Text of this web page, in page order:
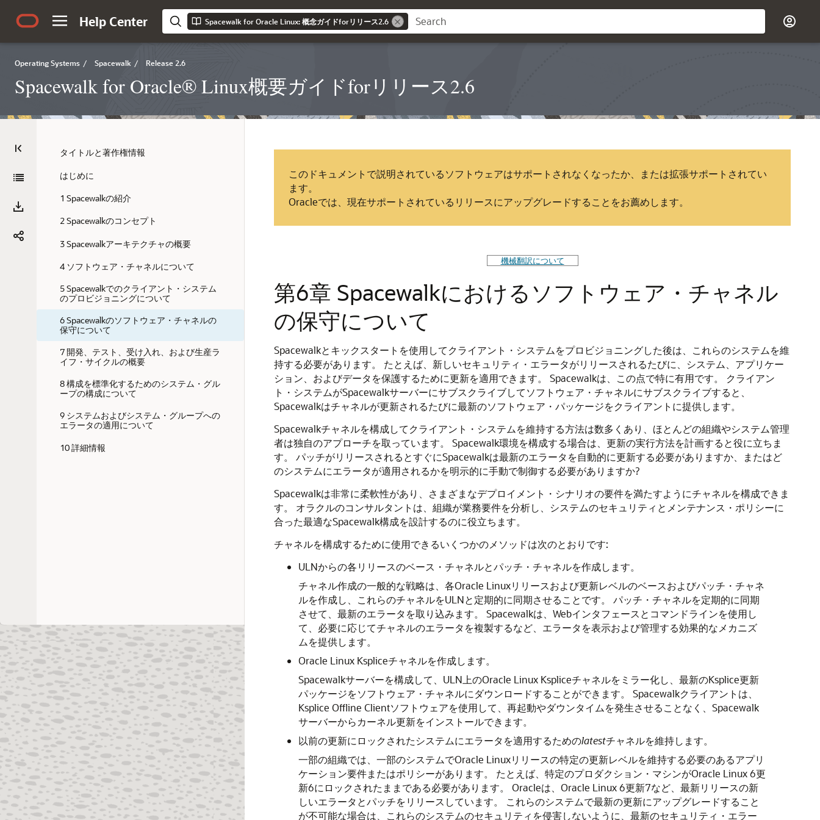
Help Center Spacewalk for Oracle Linux: 概念ガイドforリリース2.6
Operating Systems / Spacewalk / Release 2.6
Spacewalk for Oracle® Linux概要ガイドforリリース2.6
タイトルと著作権情報
はじめに
1 Spacewalkの紹介
2 Spacewalkのコンセプト
3 Spacewalkアーキテクチャの概要
4 ソフトウェア・チャネルについて
5 Spacewalkでのクライアント・システム
のプロビジョニングについて
6 Spacewalkのソフトウェア・チャネルの
保守について
7 開発、テスト、受け入れ、および生産ラ
イフ・サイクルの概要
8 構成を標準化するためのシステム・グル
ープの構成について
9 システムおよびシステム・グループへの
エラータの適用について
10 詳細情報
このドキュメントで説明されているソフトウェアはサポートされなくなったか、または拡張サポートされてい
ます。
Oracleでは、現在サポートされているリリースにアップグレードすることをお薦めします。
機械翻訳について
第6章 Spacewalkにおけるソフトウェア・チャネル
の保守について
Spacewalkとキックスタートを使用してクライアント・システムをプロビジョニングした後は、これらのシステムを維
持する必要があります。
たとえば、新しいセキュリティ・エラータがリリースされるたびに、システム、アプリケー
ション、およびデータを保護するために更新を適用できます。
Spacewalkは、この点で特に有用です。
クライアン
ト・システムがSpacewalkサーバーにサブスクライブしてソフトウェア・チャネルにサブスクライブすると、
Spacewalkはチャネルが更新されるたびに最新のソフトウェア・パッケージをクライアントに提供します。
Spacewalkチャネルを構成してクライアント・システムを維持する方法は数多くあり、ほとんどの組織やシステム管理
者は独自のアプローチを取っています。
Spacewalk環境を構成する場合は、更新の実行方法を計画すると役に立ちま
す。
パッチがリリースされるとすぐにSpacewalkは最新のエラータを自動的に更新する必要がありますか、またはど
のシステムにエラータが適用されるかを明示的に手動で制御する必要がありますか?
Spacewalkは非常に柔軟性があり、さまざまなデプロイメント・シナリオの要件を満たすようにチャネルを構成できま
す。
オラクルのコンサルタントは、組織が業務要件を分析し、システムのセキュリティとメンテナンス・ポリシーに
合った最適なSpacewalk構成を設計するのに役立ちます。
チャネルを構成するために使用できるいくつかのメソッドは次のとおりです:
ULNからの各リリースのベース・チャネルとパッチ・チャネルを作成します。
チャネル作成の一般的な戦略は、各Oracle Linuxリリースおよび更新レベルのベースおよびパッチ・チャネ
ルを作成し、これらのチャネルをULNと定期的に同期させることです。
パッチ・チャネルを定期的に同期
させて、最新のエラータを取り込みます。
Spacewalkは、Webインタフェースとコマンドラインを使用し
て、必要に応じてチャネルのエラータを複製するなど、エラータを表示および管理する効果的なメカニズ
ムを提供します。
Oracle Linux Kspliceチャネルを作成します。
Spacewalkサーバーを構成して、ULN上のOracle Linux Kspliceチャネルをミラー化し、最新のKsplice更新
パッケージをソフトウェア・チャネルにダウンロードすることができます。
Spacewalkクライアントは、
Ksplice Offline Clientソフトウェアを使用して、再起動やダウンタイムを発生させることなく、Spacewalk
サーバーからカーネル更新をインストールできます。
以前の更新にロックされたシステムにエラータを適用するためのlatestチャネルを維持します。
一部の組織では、一部のシステムでOracle Linuxリリースの特定の更新レベルを維持する必要のあるアプリ
ケーション要件またはポリシーがあります。
たとえば、特定のプロダクション・マシンがOracle Linux 6更
新6にロックされたままである必要があります。
Oracleは、Oracle Linux 6更新7など、最新リリースの新
しいエラータとパッチをリリースしています。
これらのシステムで最新の更新にアップグレードすること
が不可能な場合は、これらのシステムのセキュリティを侵害しないように、最新のセキュリティ・エラー